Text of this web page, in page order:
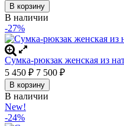
В корзину
В наличии
-27%
Сумка-рюкзак женская из
5 450 ₽ 7 500 ₽
В корзину
В наличии
New!
-24%